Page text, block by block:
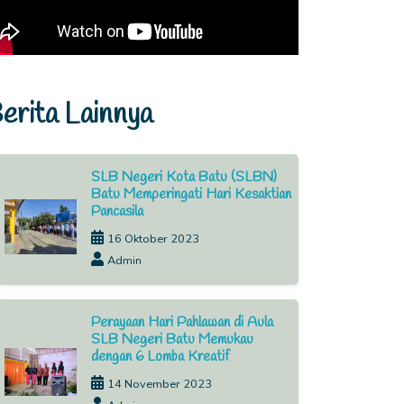
Lainnya
SLB Negeri Kota Batu (SLBN)
Batu Memperingati Hari Kesaktian
Pancasila
16 Oktober 2023
Admin
Perayaan Hari Pahlawan di Aula
SLB Negeri Batu Memukau
dengan 6 Lomba Kreatif
14 November 2023